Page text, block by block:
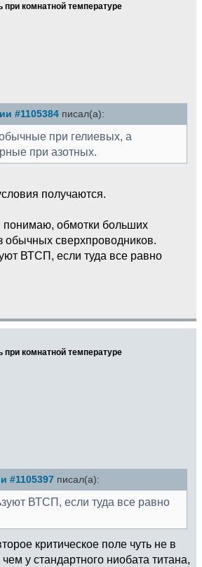
при комнатной температуре
#1105384 писал(а):
при гелиевых, а
при азотных.
получаются.
понимаю, обмотки больших
обычных сверхпроводников.
ВТСП, если туда все равно
при комнатной температуре
#1105397 писал(а):
ВТСП, если туда все равно
критическое поле чуть не в
у стандартного ниобата титана,